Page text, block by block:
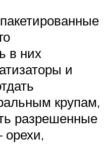
в них
и
крупам,
разрешенные
орехи,